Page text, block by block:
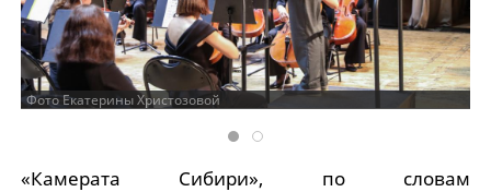
Фото Екатерины Христозовой
«Камерата Сибири», по словам